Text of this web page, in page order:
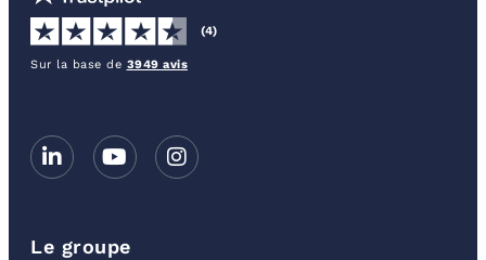
(4)
Sur la base de 3949 avis
Le groupe